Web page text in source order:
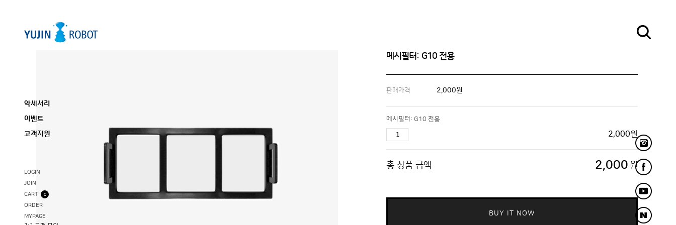
악세서리
이벤트
고객지원
LOGIN
JOIN
CART
0
ORDER
MYPAGE
메시필터: G10 전용
판매가격 2,000원
메시필터: G10 전용
2,000원
총 상품 금액 2,000 원
BUY IT NOW